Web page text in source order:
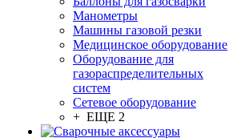
Манометры
Машины газовой резки
Медицинское оборудование
Оборудование для
газораспределительных
систем
Сетевое оборудование
+ ЕЩЕ 2